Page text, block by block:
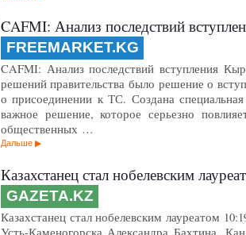
CAFMI: Анализ последствий
FREEMARKET.KG
CAFMI: Анализ последствий вступления
решений правительства было решение о
о присоединении к ТС. Создана
важное решение, которое серьезно
общественных …
Дальше
Казахстанец стал нобелевским
GAZETA.KZ
Казахстанец стал нобелевским лауреатом